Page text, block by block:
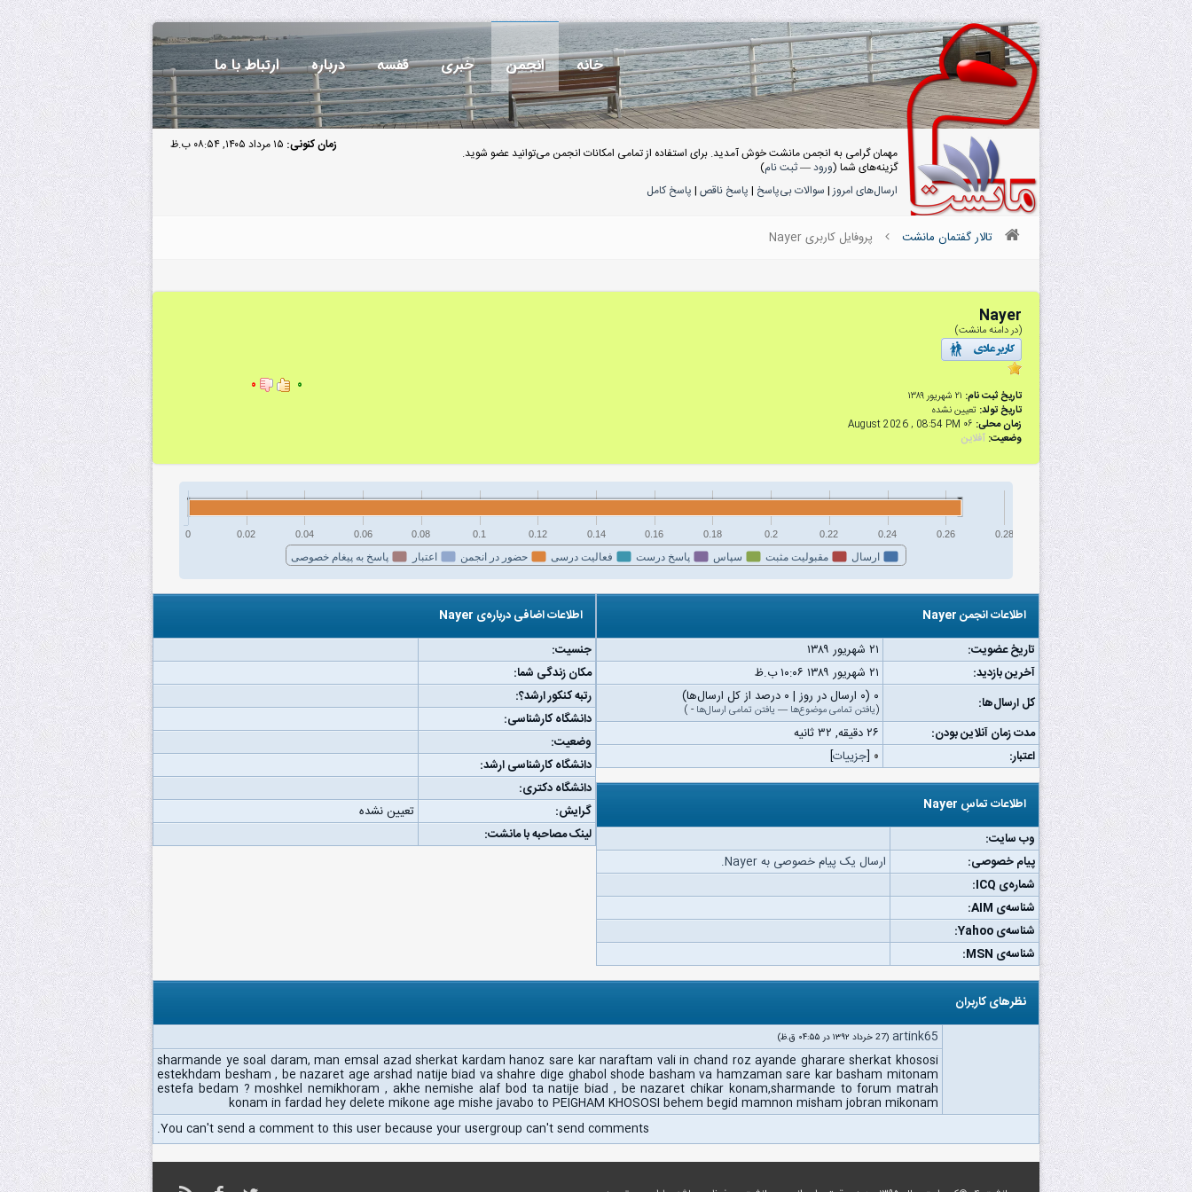
خانه انجمن خبری قفسه درباره ارتباط با ما
زمان کنونی: ۱۵ مرداد ۱۴۰۵, ۰۸:۵۴ ب.ظ
مهمان گرامی به انجمن مانشت خوش آمدید. برای استفاده از تمامی امکانات انجمن می‌توانید عضو شوید.
گزینه‌های شما (ورود—ثبت نام)
ارسال‌های امروز| سوالات بی‌پاسخ | پاسخ ناقص | پاسخ کامل
تالار گفتمان مانشت پروفایل کاربری Nayer
Nayer
(در دامنه مانشت)
تاریخ ثبت نام: ۲۱ شهریور ۱۳۸۹
تاریخ تولد: تعیین نشده
زمان محلی: ۰۶ August 2026 , 08:54 PM
وضعیت: آفلاین
۰ ۰
ارسال مقبولیت مثبت سپاس پاسخ درست فعالیت درسی حضور در انجمن اعتبار پاسخ به پیغام خصوصی
0 0.02 0.04 0.06 0.08 0.1 0.12 0.14 0.16 0.18 0.2 0.22 0.24 0.26 0.28
اطلاعات انجمن Nayer
تاریخ عضویت:
۲۱ شهریور ۱۳۸۹
آخرین بازدید:
۲۱ شهریور ۱۳۸۹ ۱۰:۰۶ ب.ظ
کل ارسال‌ها:
۰ (۰ ارسال در روز | ۰ درصد از کل ارسال‌ها)
(یافتن تمامی موضوع‌ها — یافتن تمامی ارسال‌ها -
)
مدت زمان آنلاین بودن:
۲۶ دقیقه, ۳۲ ثانیه
اعتبار:
۰ [جزییات]
اطلاعات تماسِ Nayer
وب‌ سایت:
پیام خصوصی:
ارسال یک پیام خصوصی به Nayer.
شماره‌ی ICQ:
شناسه‌ی AIM:
شناسه‌ی Yahoo:
شناسه‌ی MSN:
اطلاعات اضافی درباره‌ی Nayer
جنسیت:
مکان زندگی شما:
رتبه کنکور ارشد؟:
دانشگاه کارشناسی:
وضعیت:
دانشگاه کارشناسی ارشد:
دانشگاه دکتری:
گرایش:
تعیین نشده
لینک مصاحبه با مانشت:
نظرهای کاربران
artink65 (27 خرداد ۱۳۹۲ در ۰۴:۵۵ ق.ظ)
sharmande ye soal daram, man emsal azad sherkat kardam hanoz sare kar naraftam vali in chand roz ayande gharare sherkat khososi
estekhdam besham , be nazaret age arshad natije biad va shahre dige ghabol shode basham va hamzaman sare kar basham mitonam
estefa bedam ? moshkel nemikhoram , akhe nemishe alaf bod ta natije biad , be nazaret chikar konam,sharmande to forum matrah
konam in fardad hey delete mikone age mishe javabo to PEIGHAM KHOSOSI behem begid mamnon misham jobran mikonam
You can't send a comment to this user because your usergroup can't send comments.